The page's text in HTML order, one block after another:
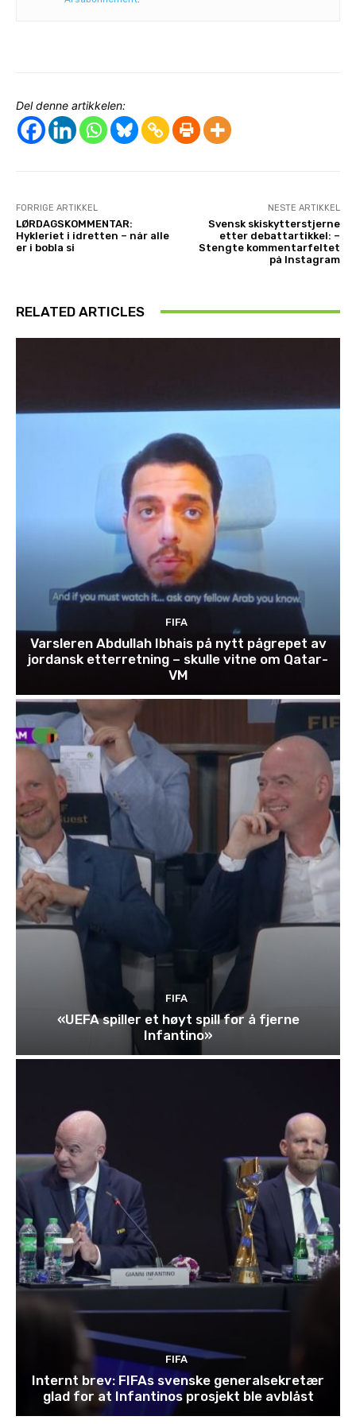
Del denne artikkelen:
FORRIGE ARTIKKEL
LØRDAGSKOMMENTAR:
Hykleriet i idretten – når alle
er i bobla si
NESTE ARTIKKEL
Svensk skiskytterstjerne
etter debattartikkel: –
Stengte kommentarfeltet
på Instagram
RELATED ARTICLES
FIFA
Varsleren Abdullah Ibhais på nytt pågrepet av
jordansk etterretning – skulle vitne om Qatar-
VM
FIFA
«UEFA spiller et høyt spill for å fjerne
Infantino»
FIFA
Internt brev: FIFAs svenske generalsekretær
glad for at Infantinos prosjekt ble avblåst